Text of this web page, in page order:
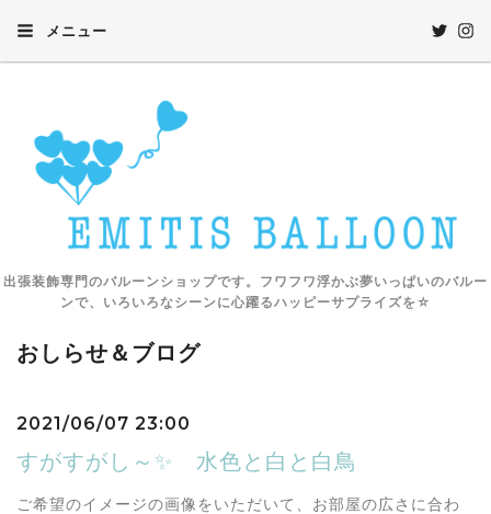
メニュー
出張装飾専門のバルーンショップです。フワフワ浮かぶ夢いっぱいのバルー
ンで、いろいろなシーンに心躍るハッピーサプライズを☆
おしらせ＆ブログ
2021/06/07 23:00
すがすがし～✨ 水色と白と白鳥
ご希望のイメージの画像をいただいて、お部屋の広さに合わ